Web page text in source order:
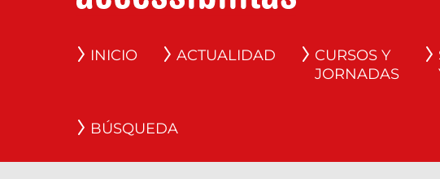
INICIO ACTUALIDAD
CURSOS Y
JORNADAS
BÚSQUEDA